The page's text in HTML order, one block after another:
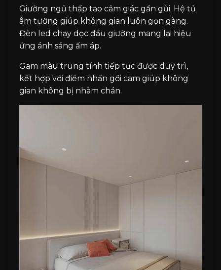
Giường ngủ thấp tạo cảm giác gần gũi. Hệ tủ
âm tường giúp không gian luôn gọn gàng.
Đèn led chạy dọc đầu giường mang lại hiệu
ứng ánh sáng ấm áp.
Gam màu trung tính tiếp tục được duy trì,
kết hợp với điểm nhấn gối cam giúp không
gian không bị nhàm chán.